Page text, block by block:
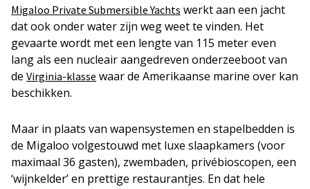
Migaloo Private Submersible Yachts werkt aan een jacht
dat ook onder water zijn weg weet te vinden. Het
gevaarte wordt met een lengte van 115 meter even
lang als een nucleair aangedreven onderzeeboot van
de Virginia-klasse waar de Amerikaanse marine over kan
beschikken.
Maar in plaats van wapensystemen en stapelbedden is
de Migaloo volgestouwd met luxe slaapkamers (voor
maximaal 36 gasten), zwembaden, privébioscopen, een
‘wijnkelder’ en prettige restaurantjes. En dat hele